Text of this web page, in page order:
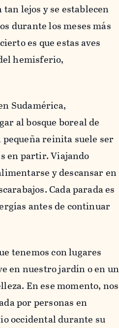
lejos y se establecen
durante los meses más
es que estas aves
hemisferio,
Sudamérica,
al bosque boreal de
pequeña reinita suele ser
en partir. Viajando
y descansar en
Cada parada es
antes de continuar
tenemos con lugares
en nuestro jardín o en un
En ese momento, nos
por personas en
occidental durante su